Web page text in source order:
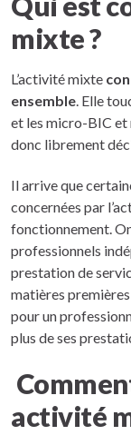
mixte ?
L’activité mixte
ensemble. Elle
et les micro-BIC
donc librement
Il arrive que
concernées par
fonctionnement.
professionnels
prestation de
matières
pour un
plus de ses
activité